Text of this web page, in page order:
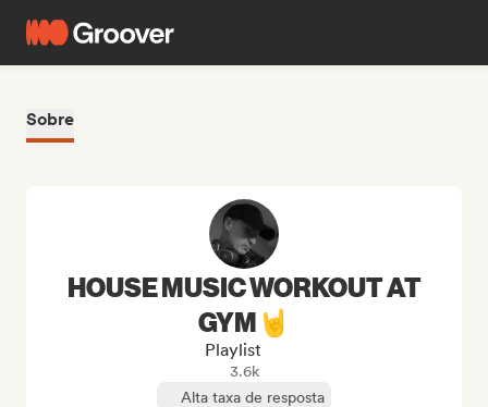
Sobre
HOUSE MUSIC WORKOUT AT
GYM🤘
Playlist
3.6k
Alta taxa de resposta